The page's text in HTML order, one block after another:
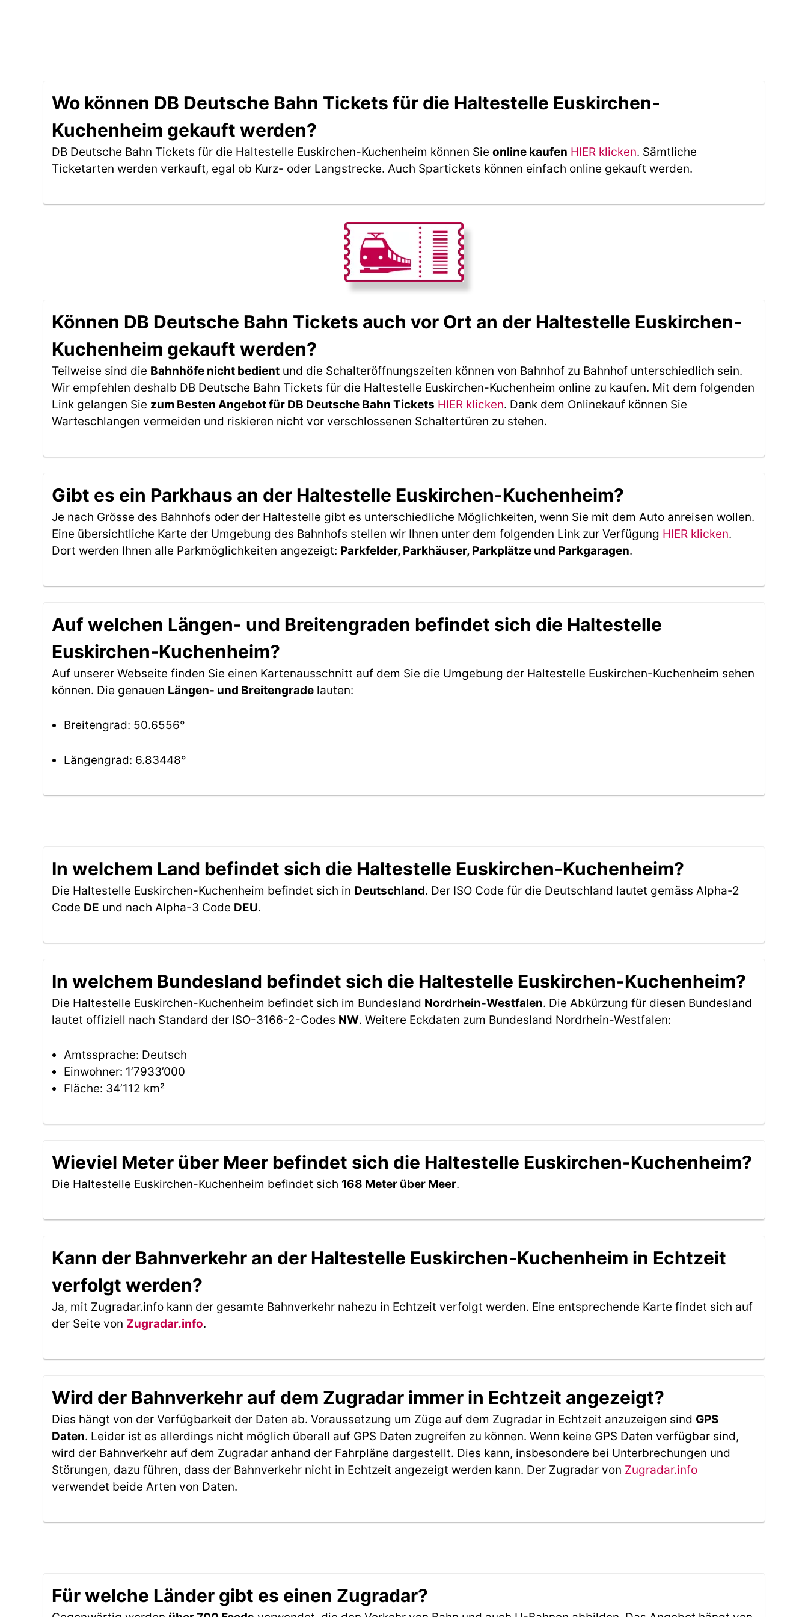
Wo können DB Deutsche Bahn Tickets für die Haltestelle Euskirchen-
Kuchenheim gekauft werden?
DB Deutsche Bahn Tickets für die Haltestelle Euskirchen-Kuchenheim können Sie online kaufen HIER klicken. Sämtliche
Ticketarten werden verkauft, egal ob Kurz- oder Langstrecke. Auch Spartickets können einfach online gekauft werden.
Können DB Deutsche Bahn Tickets auch vor Ort an der Haltestelle Euskirchen-
Kuchenheim gekauft werden?
Teilweise sind die Bahnhöfe nicht bedient und die Schalteröffnungszeiten können von Bahnhof zu Bahnhof unterschiedlich sein.
Wir empfehlen deshalb DB Deutsche Bahn Tickets für die Haltestelle Euskirchen-Kuchenheim online zu kaufen. Mit dem folgenden
Link gelangen Sie zum Besten Angebot für DB Deutsche Bahn Tickets HIER klicken. Dank dem Onlinekauf können Sie
Warteschlangen vermeiden und riskieren nicht vor verschlossenen Schaltertüren zu stehen.
Gibt es ein Parkhaus an der Haltestelle Euskirchen-Kuchenheim?
Je nach Grösse des Bahnhofs oder der Haltestelle gibt es unterschiedliche Möglichkeiten, wenn Sie mit dem Auto anreisen wollen.
Eine übersichtliche Karte der Umgebung des Bahnhofs stellen wir Ihnen unter dem folgenden Link zur Verfügung HIER klicken.
Dort werden Ihnen alle Parkmöglichkeiten angezeigt: Parkfelder, Parkhäuser, Parkplätze und Parkgaragen.
Auf welchen Längen- und Breitengraden befindet sich die Haltestelle
Euskirchen-Kuchenheim?
Auf unserer Webseite finden Sie einen Kartenausschnitt auf dem Sie die Umgebung der Haltestelle Euskirchen-Kuchenheim sehen
können. Die genauen Längen- und Breitengrade lauten:
Breitengrad: 50.6556°
Längengrad: 6.83448°
In welchem Land befindet sich die Haltestelle Euskirchen-Kuchenheim?
Die Haltestelle Euskirchen-Kuchenheim befindet sich in Deutschland. Der ISO Code für die Deutschland lautet gemäss Alpha-2
Code DE und nach Alpha-3 Code DEU.
In welchem Bundesland befindet sich die Haltestelle Euskirchen-Kuchenheim?
Die Haltestelle Euskirchen-Kuchenheim befindet sich im Bundesland Nordrhein-Westfalen. Die Abkürzung für diesen Bundesland
lautet offiziell nach Standard der ISO-3166-2-Codes NW. Weitere Eckdaten zum Bundesland Nordrhein-Westfalen:
Amtssprache: Deutsch
Einwohner: 1’7933’000
Fläche: 34’112 km²
Wieviel Meter über Meer befindet sich die Haltestelle Euskirchen-Kuchenheim?
Die Haltestelle Euskirchen-Kuchenheim befindet sich 168 Meter über Meer.
Kann der Bahnverkehr an der Haltestelle Euskirchen-Kuchenheim in Echtzeit
verfolgt werden?
Ja, mit Zugradar.info kann der gesamte Bahnverkehr nahezu in Echtzeit verfolgt werden. Eine entsprechende Karte findet sich auf
der Seite von Zugradar.info.
Wird der Bahnverkehr auf dem Zugradar immer in Echtzeit angezeigt?
Dies hängt von der Verfügbarkeit der Daten ab. Voraussetzung um Züge auf dem Zugradar in Echtzeit anzuzeigen sind GPS
Daten. Leider ist es allerdings nicht möglich überall auf GPS Daten zugreifen zu können. Wenn keine GPS Daten verfügbar sind,
wird der Bahnverkehr auf dem Zugradar anhand der Fahrpläne dargestellt. Dies kann, insbesondere bei Unterbrechungen und
Störungen, dazu führen, dass der Bahnverkehr nicht in Echtzeit angezeigt werden kann. Der Zugradar von Zugradar.info
verwendet beide Arten von Daten.
Für welche Länder gibt es einen Zugradar?